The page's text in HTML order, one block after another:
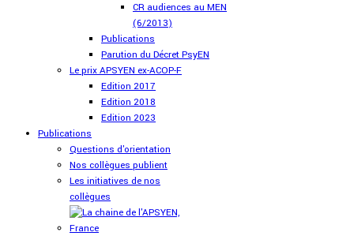
CR audiences au MEN
(6/2013)
Publications
Parution du Décret PsyEN
Le prix APSYEN ex-ACOP-F
Edition 2017
Edition 2018
Edition 2023
Publications
Questions d'orientation
Nos collègues publient
Les initiatives de nos
collègues